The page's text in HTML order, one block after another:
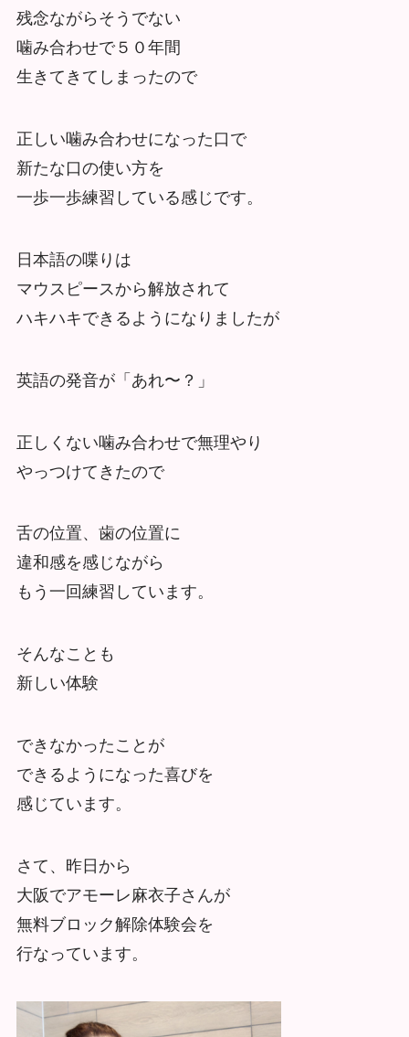
残念ながらそうでない
噛み合わせで５０年間
生きてきてしまったので
正しい噛み合わせになった口で
新たな口の使い方を
一歩一歩練習している感じです。
日本語の喋りは
マウスピースから解放されて
ハキハキできるようになりましたが
英語の発音が「あれ〜？」
正しくない噛み合わせで無理やり
やっつけてきたので
舌の位置、歯の位置に
違和感を感じながら
もう一回練習しています。
そんなことも
新しい体験
できなかったことが
できるようになった喜びを
感じています。
さて、昨日から
大阪でアモーレ麻衣子さんが
無料ブロック解除体験会を
行なっています。